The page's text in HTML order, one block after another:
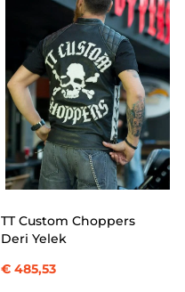
TT Custom Choppers
Deri Yelek
€ 485,53